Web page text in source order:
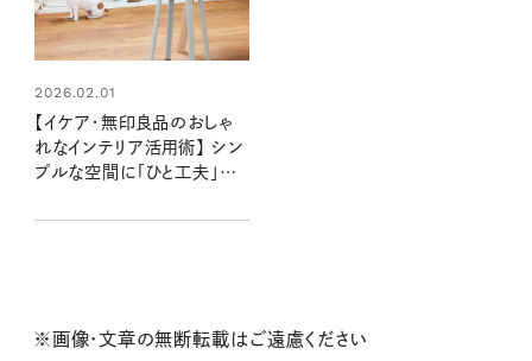
2026.02.01
【イケア・無印良品のおしゃ
れなインテリア活用術】 シン
プルな空間に「ひと工夫」で
昌裕さん宅
※画像・文章の無断転載はご遠慮ください